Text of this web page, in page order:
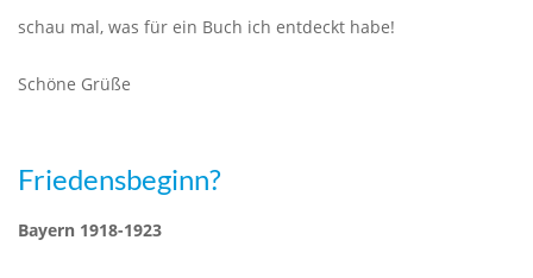
schau mal, was für ein Buch ich entdeckt habe!
Schöne Grüße
Friedensbeginn?
Bayern 1918-1923